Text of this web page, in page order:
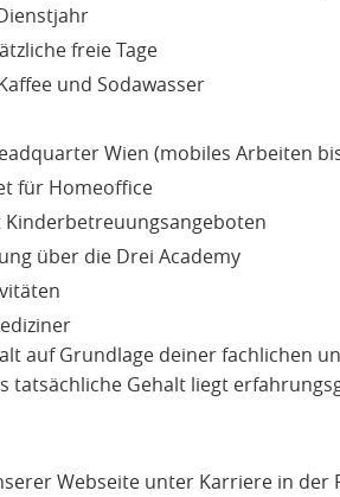
freie Tage
und Sodawasser
Wien (mobiles Arbeiten
für Homeoffice
über die Drei Academy
auf Grundlage deiner fachlichen
Gehalt liegt
Webseite unter Karriere in der